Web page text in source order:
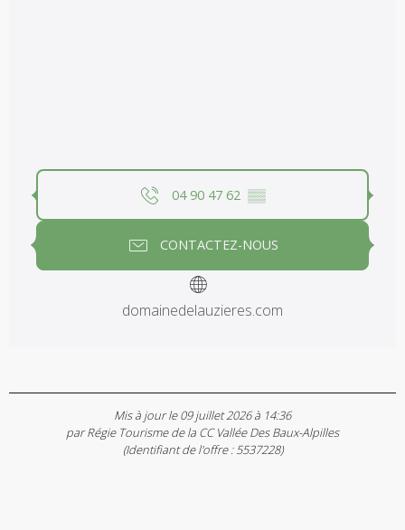
04 90 47 62 ▒▒
CONTACTEZ-NOUS
domainedelauzieres.com
Mis à jour le 09 juillet 2026 à 14:36
par Régie Tourisme de la CC Vallée Des Baux-Alpilles
(Identifiant de l'offre :5537228)